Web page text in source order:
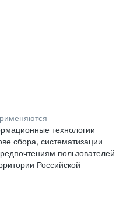
технологии
сбора, систематизации
пользователей
Российской